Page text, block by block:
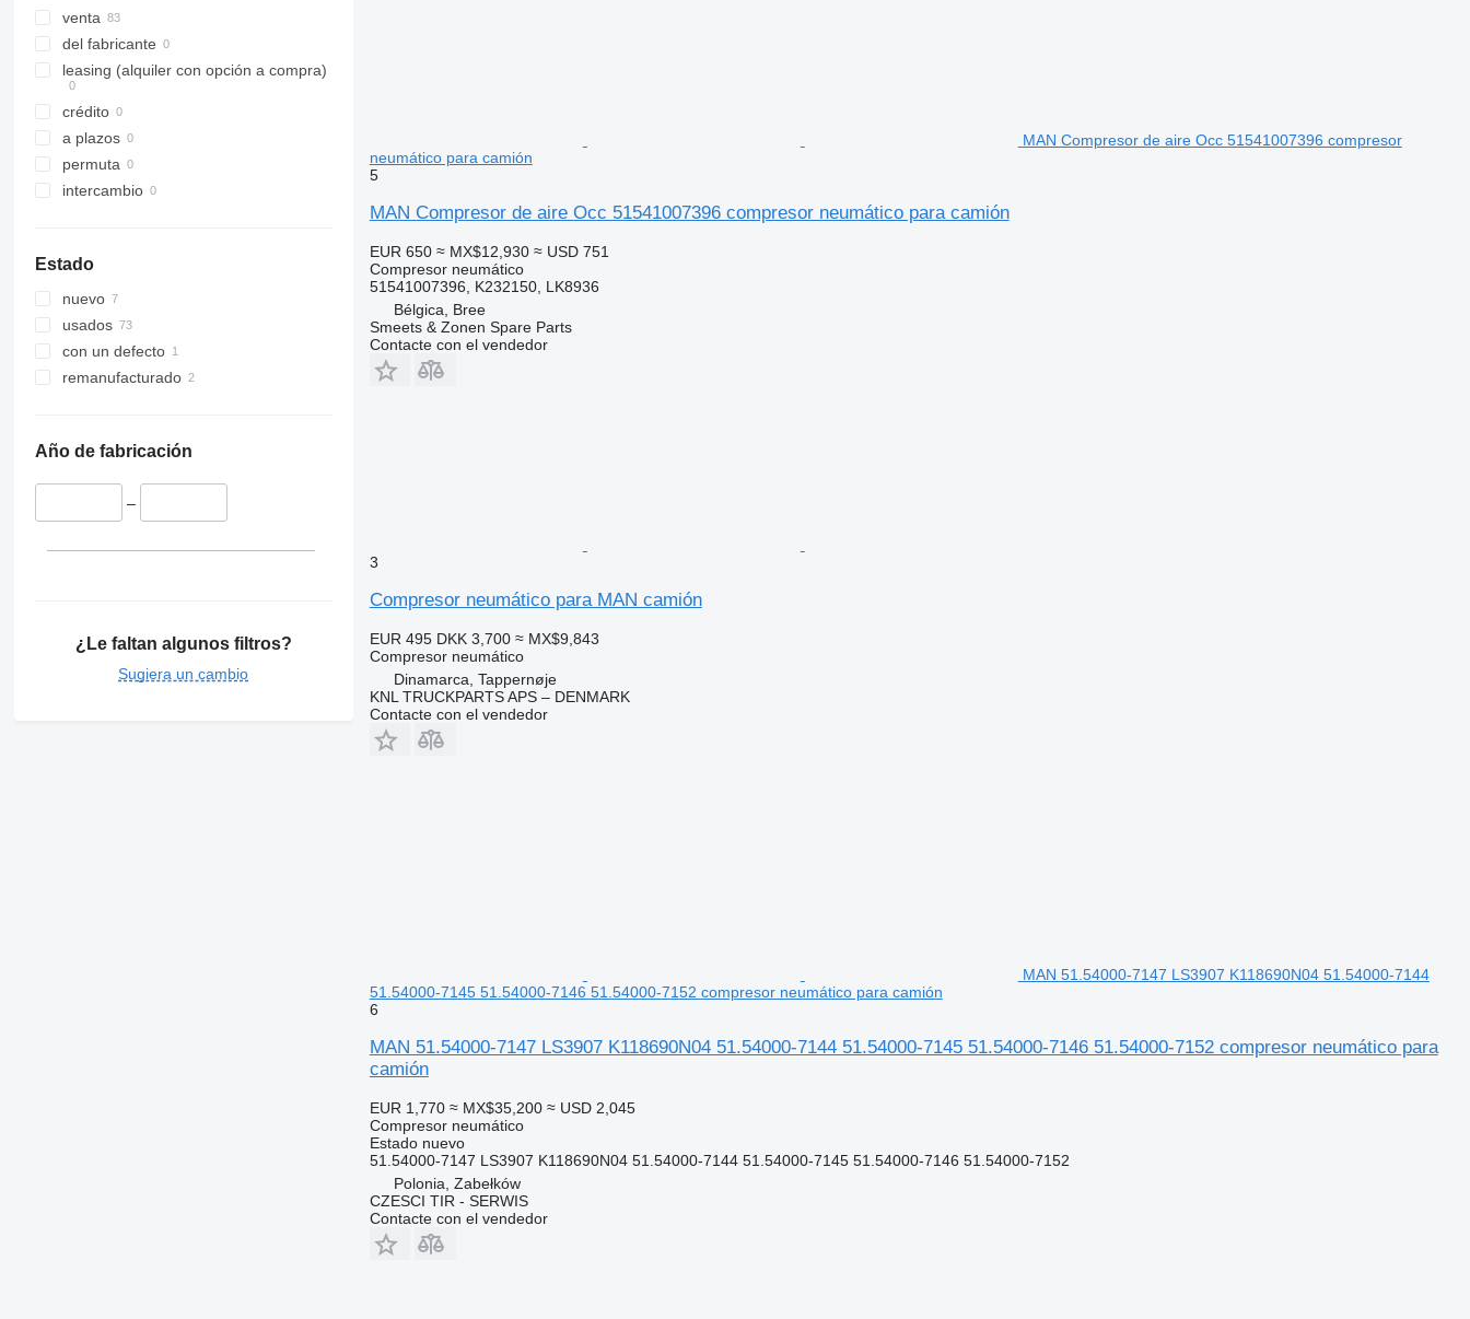
venta
del fabricante
leasing (alquiler con opción a compra)
crédito
a plazos
permuta
intercambio
Estado
nuevo
usados
con un defecto
remanufacturado
Año de fabricación
–
¿Le faltan algunos filtros?
Sugiera un cambio
MAN Compresor de aire Occ 51541007396 compresor
neumático para camión
5
MAN Compresor de aire Occ 51541007396 compresor neumático para camión
EUR 650 ≈ MX$12,930 ≈ USD 751
Compresor neumático
51541007396, K232150, LK8936
Bélgica, Bree
Smeets & Zonen Spare Parts
Contacte con el vendedor
3
Compresor neumático para MAN camión
EUR 495 DKK 3,700 ≈ MX$9,843
Compresor neumático
Dinamarca, Tappernøje
KNL TRUCKPARTS APS – DENMARK
Contacte con el vendedor
MAN 51.54000-7147 LS3907 K118690N04 51.54000-7144
51.54000-7145 51.54000-7146 51.54000-7152 compresor neumático para camión
6
MAN 51.54000-7147 LS3907 K118690N04 51.54000-7144 51.54000-7145 51.54000-7146 51.54000-7152 compresor neumático para
camión
EUR 1,770 ≈ MX$35,200 ≈ USD 2,045
Compresor neumático
Estadonuevo
51.54000-7147 LS3907 K118690N04 51.54000-7144 51.54000-7145 51.54000-7146 51.54000-7152
Polonia, Zabełków
CZESCI TIR - SERWIS
Contacte con el vendedor